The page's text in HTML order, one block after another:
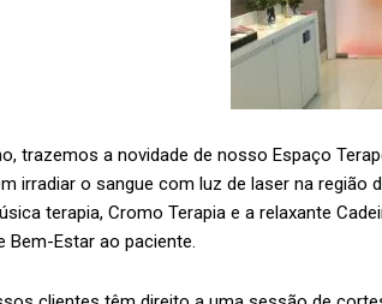
trazemos a novidade de nosso Espaço
irradiar o sangue com luz de laser na região
terapia, Cromo Terapia e a relaxante
Bem-Estar ao paciente.